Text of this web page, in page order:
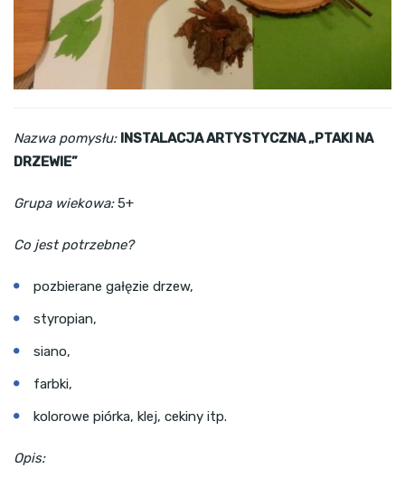
Nazwa pomysłu: INSTALACJA ARTYSTYCZNA „PTAKI NA
DRZEWIE”
Grupa wiekowa:5+
Co jest potrzebne?
pozbierane gałęzie drzew,
styropian,
siano,
farbki,
kolorowe piórka, klej, cekiny itp.
Opis: